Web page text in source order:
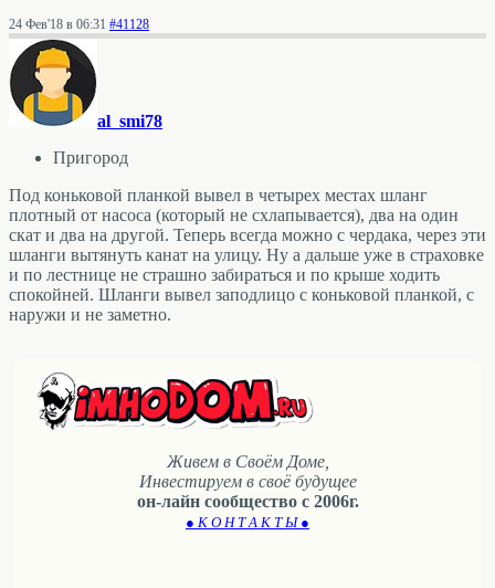
24 Фев'18 в 06:31 #41128
al_smi78
Пригород
Под коньковой планкой вывел в четырех местах шланг
плотный от насоса (который не схлапывается), два на один
скат и два на другой. Теперь всегда можно с чердака, через эти
шланги вытянуть канат на улицу. Ну а дальше уже в страховке
и по лестнице не страшно забираться и по крыше ходить
спокойней. Шланги вывел заподлицо с коньковой планкой, с
наружи и не заметно.
Живем в Своём Доме,
Инвестируем в своё будущее
он-лайн сообщество с 2006г.
● К О Н Т А К Т Ы ●